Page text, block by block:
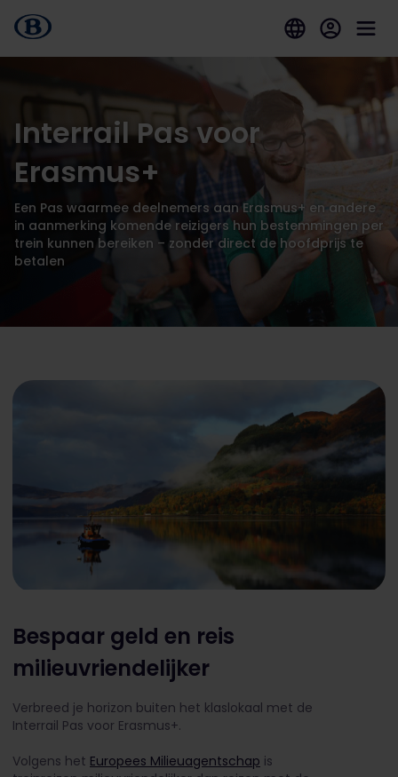
Interrail Pas voor
Erasmus+
Een Pas waarmee deelnemers aan Erasmus+ en andere
in aanmerking komende reizigers hun bestemmingen per
trein kunnen bereiken – zonder direct de hoofdprijs te
betalen
Bespaar geld en reis
milieuvriendelijker
Verbreed je horizon buiten het klaslokaal met de
Interrail Pas voor Erasmus+.
Volgens het Europees Milieuagentschap is